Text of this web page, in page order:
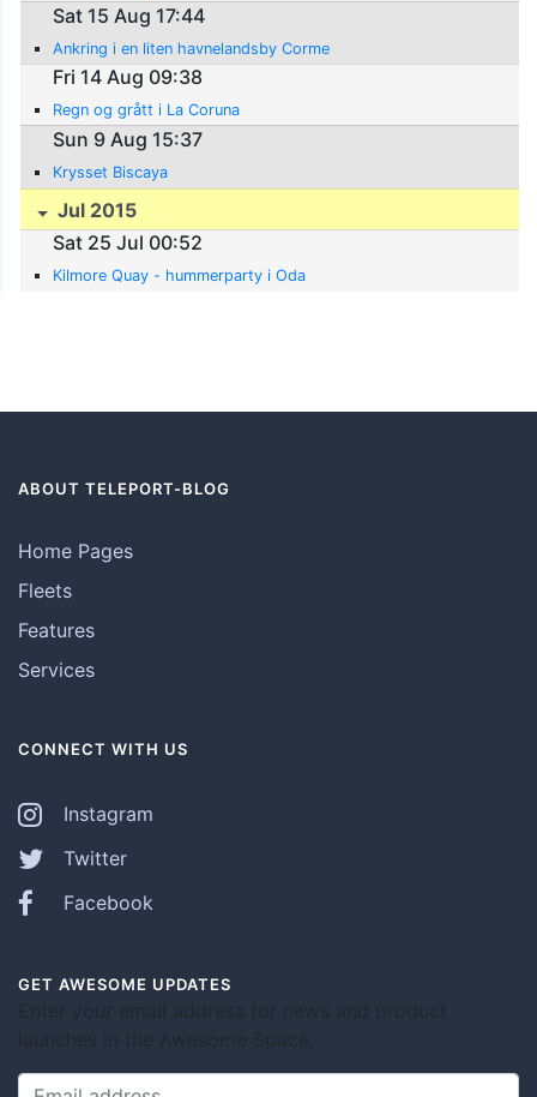
Sat 15 Aug 17:44
Ankring i en liten havnelandsby Corme
Fri 14 Aug 09:38
Regn og grått i La Coruna
Sun 9 Aug 15:37
Krysset Biscaya
Jul 2015
Sat 25 Jul 00:52
Kilmore Quay - hummerparty i Oda
ABOUT TELEPORT-BLOG
Home Pages
Fleets
Features
Services
CONNECT WITH US
Instagram
Twitter
Facebook
GET AWESOME UPDATES
Enter your email address for news and product
launches in the Awesome Space.